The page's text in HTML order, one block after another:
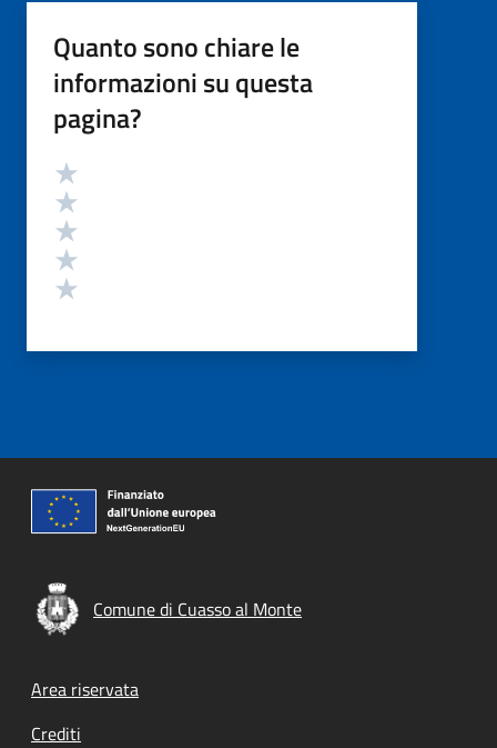
Quanto sono chiare le
informazioni su questa
pagina?
Valutazione
Comune di Cuasso al Monte
Footer menu
Area riservata
Crediti